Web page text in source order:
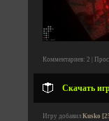
Комментариев: 2 |
Скачать
Игру добавил Kusko